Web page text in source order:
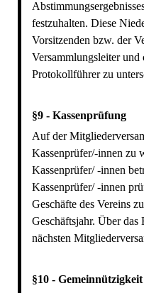
festzuhalten. Diese
Vorsitzenden bzw. der
Versammlungsleiter
Protokollführer zu
§9 - Kassenprüfung
Auf der
Kassenprüfer/-innen zu
Kassenprüfer/ -innen
Kassenprüfer/ -innen
Geschäfte des Vereins
Geschäftsjahr. Über
nächsten
§10 - Gemeinnützigkeit